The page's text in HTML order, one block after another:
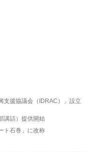
支援協議会（IDRAC）」設立
講話）提供開始
ト石巻」に改称